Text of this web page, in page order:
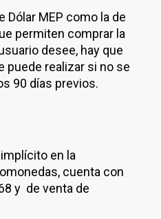
Dólar MEP como la de
permiten comprar la
desee, hay que
puede realizar si no se
90 días previos.
implícito en la
cuenta con
y de venta de